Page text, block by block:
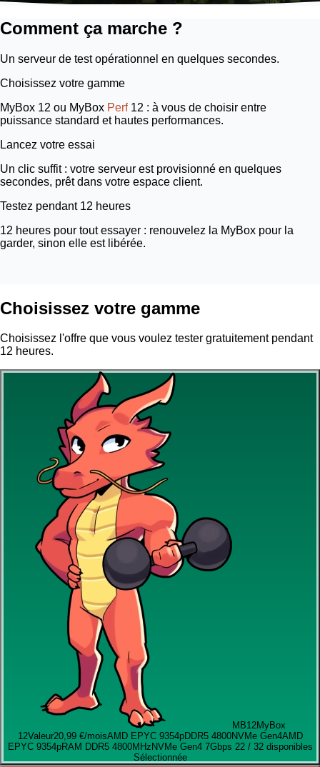
Comment ça marche ?
Un serveur de test opérationnel en quelques secondes.
Choisissez votre gamme
MyBox 12 ou MyBox Perf 12 : à vous de choisir entre
puissance standard et hautes performances.
Lancez votre essai
Un clic suffit : votre serveur est provisionné en quelques
secondes, prêt dans votre espace client.
Testez pendant 12 heures
12 heures pour tout essayer : renouvelez la MyBox pour la
garder, sinon elle est libérée.
Choisissez votre gamme
Choisissez l'offre que vous voulez tester gratuitement pendant
12 heures.
MB12MyBox
12Valeur20,99 €/moisAMD EPYC 9354pDDR5 4800NVMe Gen4AMD
EPYC 9354pRAM DDR5 4800MHz NVMe Gen4 7Gbps 22 / 32 disponibles
Sélectionnée